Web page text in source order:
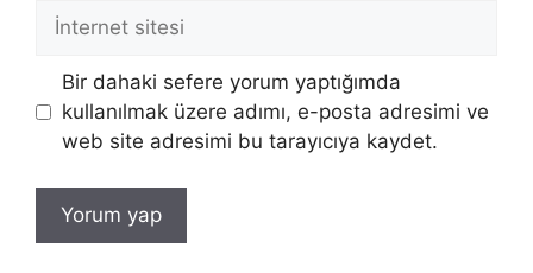
İnternet
Bir dahaki sefere yorum yaptığımda
kullanılmak üzere adımı, e-posta adresimi ve
web site adresimi bu tarayıcıya kaydet.